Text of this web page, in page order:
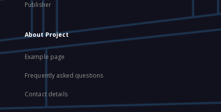
Publisher
About Project
Example page
Frequently asked questions
Contact details